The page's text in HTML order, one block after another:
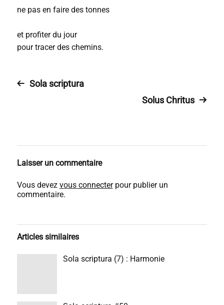
ne pas en faire des tonnes
et profiter du jour
pour tracer des chemins.
Sola scriptura
Solus Chritus
Laisser un commentaire
Vous devez vous connecterpour publier un
commentaire.
Articles similaires
Sola scriptura (7) : Harmonie